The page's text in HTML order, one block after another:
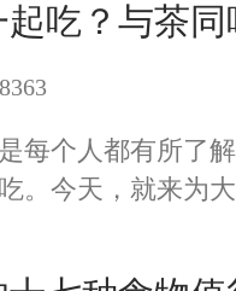
吃？与茶
每个人都有所了
。今天，就来为